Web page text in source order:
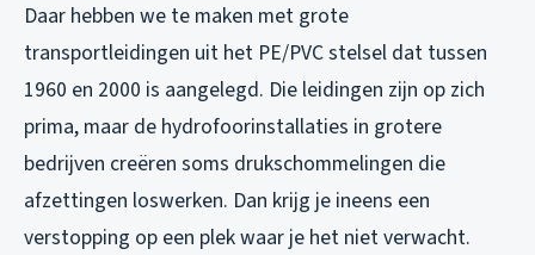
Daar hebben we te maken met grote
transportleidingen uit het PE/PVC stelsel dat tussen
1960 en 2000 is aangelegd. Die leidingen zijn op zich
prima, maar de hydrofoorinstallaties in grotere
bedrijven creëren soms drukschommelingen die
afzettingen loswerken. Dan krijg je ineens een
verstopping op een plek waar je het niet verwacht.